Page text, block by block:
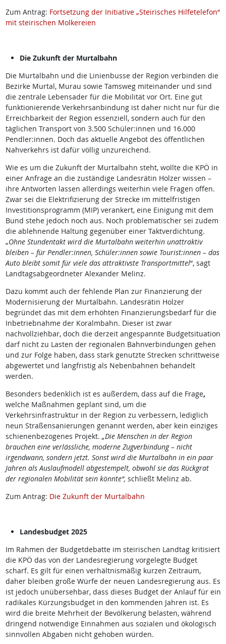
Zum Antrag: Fortsetzung der Initiative „Steirisches Hilfetelefon“
mit steirischen Molkereien
Die Zukunft der Murtalbahn
Die Murtalbahn und die Linienbusse der Region verbinden die
Bezirke Murtal, Murau sowie Tamsweg miteinander und sind
die zentrale Lebensader für die Mobilität vor Ort. Eine gut
funktionierende Verkehrsanbindung ist daher nicht nur für die
Erreichbarkeit der Region essenziell, sondern auch für den
täglichen Transport von 3.500 Schüler:innen und 16.000
Pendler:innen. Doch das aktuelle Angebot des öffentlichen
Nahverkehrs ist dafür völlig unzureichend.
Wie es um die Zukunft der Murtalbahn steht, wollte die KPÖ in
einer Anfrage an die zuständige Landesrätin Holzer wissen –
ihre Antworten lassen allerdings weiterhin viele Fragen offen.
Zwar sei die Elektrifizierung der Strecke im mittelfristigen
Investitionsprogramm (MIP) verankert, eine Einigung mit dem
Bund stehe jedoch noch aus. Noch problematischer sei zudem
die ablehnende Haltung gegenüber einer Taktverdichtung.
„Ohne Stundentakt wird die Murtalbahn weiterhin unattraktiv
bleiben – für Pendler:innen, Schüler:innen sowie Tourist:innen – das
Auto bleibt somit für viele das attraktivste Transportmittel“, sagt
Landtagsabgeordneter Alexander Melinz.
Dazu kommt auch der fehlende Plan zur Finanzierung der
Modernisierung der Murtalbahn. Landesrätin Holzer
begründet das mit dem erhöhten Finanzierungsbedarf für die
Inbetriebnahme der Koralmbahn. Dieser ist zwar
nachvollziehbar, doch die derzeit angespannte Budgetsituation
darf nicht zu Lasten der regionalen Bahnverbindungen gehen
und zur Folge haben, dass stark genutzte Strecken schrittweise
abgewertet und langfristig als Nebenbahnen behandelt
werden.
Besonders bedenklich ist es außerdem, dass auf die Frage,
welche Maßnahmen geplant sind, um die
Verkehrsinfrastruktur in der Region zu verbessern, lediglich
neun Straßensanierungen genannt werden, aber kein einziges
schienenbezogenes Projekt. „Die Menschen in der Region
brauchen eine verlässliche, moderne Zugverbindung – nicht
irgendwann, sondern jetzt. Sonst wird die Murtalbahn in ein paar
Jahren als Auslaufmodell abgestempelt, obwohl sie das Rückgrat
der regionalen Mobilität sein könnte“, schließt Melinz ab.
Zum Antrag: Die Zukunft der Murtalbahn
Landesbudget 2025
Im Rahmen der Budgetdebatte im steirischen Landtag kritisiert
die KPÖ das von der Landesregierung vorgelegte Budget
scharf. Es gilt für einen verhältnismäßig kurzen Zeitraum,
daher bleiben große Würfe der neuen Landesregierung aus. Es
ist jedoch unübersehbar, dass dieses Budget der Anlauf für ein
radikales Kürzungsbudget in den kommenden Jahren ist. Es
wird die breite Mehrheit der Bevölkerung belasten, während
dringend notwendige Einnahmen aus sozialen und ökologisch
sinnvollen Abgaben nicht gehoben würden.